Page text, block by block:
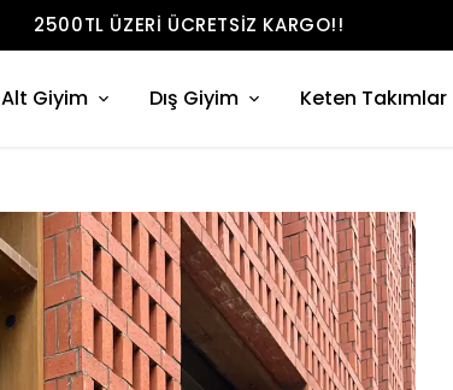
2500TL ÜZERI ÜCRETSIZ KARGO!!
Alt Giyim Dış Giyim Keten Takımlar